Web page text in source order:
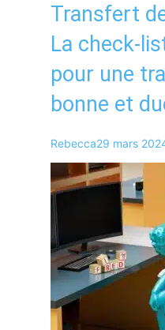
Transfert
La check-
pour une
bonne et
Rebecca29 mars